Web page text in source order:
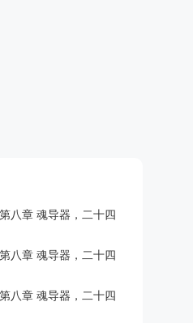
八章 魂导器，二十四
八章 魂导器，二十四
八章 魂导器，二十四